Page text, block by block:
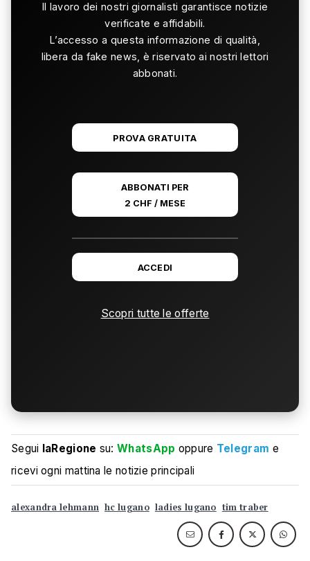
Il lavoro dei nostri giornalisti garantisce notizie
verificate e affidabili.
L’accesso a questa informazione di qualità,
libera da fake news, è riservato ai nostri lettori
abbonati.
PROVA GRATUITA
ABBONATI PER
2 CHF / MESE
ACCEDI
Scopri tutte le offerte
Segui laRegione su:WhatsApp oppure Telegram e
ricevi ogni mattina le notizie principali
alexandra lehmann hc lugano ladies lugano tim traber